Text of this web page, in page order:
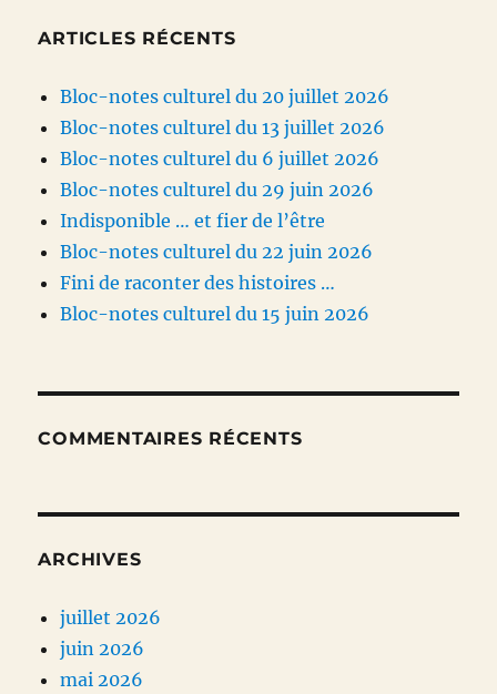
ARTICLES RÉCENTS
Bloc-notes culturel du 20 juillet 2026
Bloc-notes culturel du 13 juillet 2026
Bloc-notes culturel du 6 juillet 2026
Bloc-notes culturel du 29 juin 2026
Indisponible … et fier de l’être
Bloc-notes culturel du 22 juin 2026
Fini de raconter des histoires …
Bloc-notes culturel du 15 juin 2026
COMMENTAIRES RÉCENTS
ARCHIVES
juillet 2026
juin 2026
mai 2026